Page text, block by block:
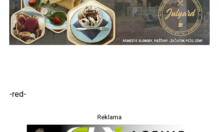
-red-
Reklama